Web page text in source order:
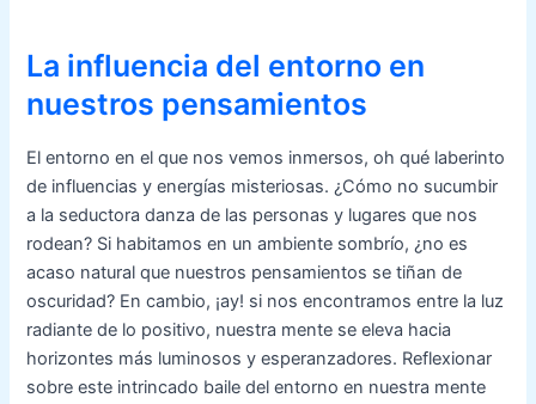
La influencia del entorno en
nuestros pensamientos
El entorno en el que nos vemos inmersos, oh qué laberinto
de influencias y energías misteriosas. ¿Cómo no sucumbir
a la seductora danza de las personas y lugares que nos
rodean? Si habitamos en un ambiente sombrío, ¿no es
acaso natural que nuestros pensamientos se tiñan de
oscuridad? En cambio, ¡ay! si nos encontramos entre la luz
radiante de lo positivo, nuestra mente se eleva hacia
horizontes más luminosos y esperanzadores. Reflexionar
sobre este intrincado baile del entorno en nuestra mente